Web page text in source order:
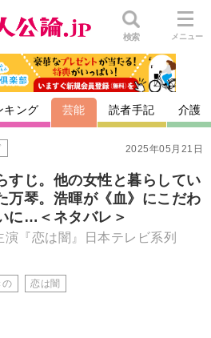
検索 メニュー
キング 芸能 読者手記 介護
2025年05月21日
すじ。他の女性と暮らしてい
万琴。浩暉が《血》にこだわ
に…＜ネタバレ＞
『恋は闇』日本テレビ系列
の 恋は闇